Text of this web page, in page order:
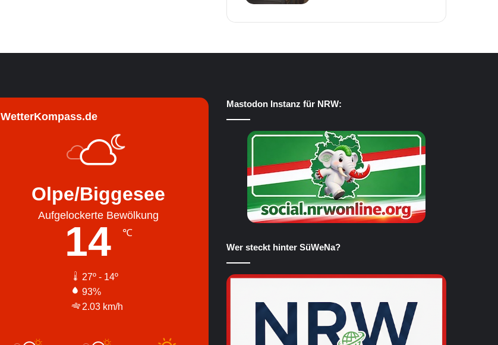
WetterKompass.de
Olpe/Biggesee
Aufgelockerte Bewölkung
14 ℃
27º - 14º
93%
2.03 km/h
Mastodon Instanz für NRW:
Wer steckt hinter SüWeNa?